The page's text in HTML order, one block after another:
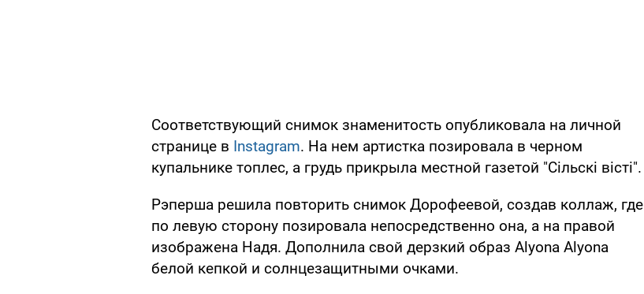
Соответствующий снимок знаменитость опубликовала на личной
странице в Instagram. На нем артистка позировала в черном
купальнике топлес, а грудь прикрыла местной газетой "Сільскі вісті".
Рэперша решила повторить снимок Дорофеевой, создав коллаж, где
по левую сторону позировала непосредственно она, а на правой
изображена Надя. Дополнила свой дерзкий образ Alyona Alyona
белой кепкой и солнцезащитными очками.